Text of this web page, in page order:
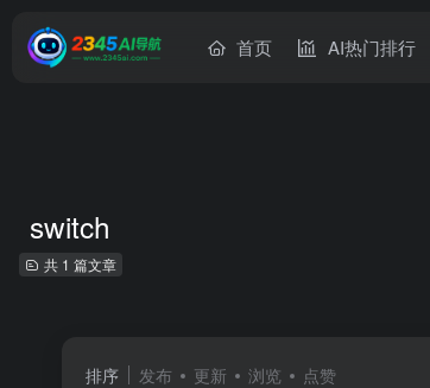
首页 AI热门排行
switch
共 1 篇文章
排序 发布 更新 浏览 点赞